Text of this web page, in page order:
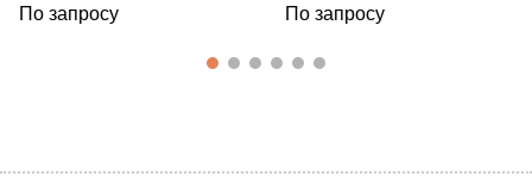
По запросу По запросу